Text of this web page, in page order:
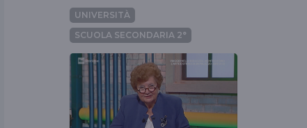
UNIVERSITÀ
SCUOLA SECONDARIA 2°